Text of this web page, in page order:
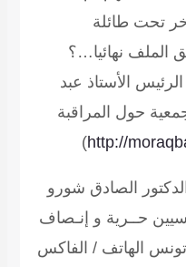
تحت طائلة
الملف نهائيا…؟
الرئيس الأستاذ عبد
حول المراقبة
http://
)
الصادق شورو
حــرية و إنـصاف
33 نهج المختار عطية 1001 تونس الهاتف / الفاكس